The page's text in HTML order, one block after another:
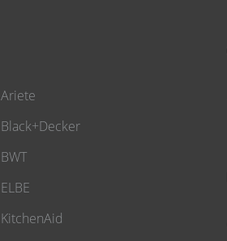
Ariete
Black+Decker
BWT
ELBE
KitchenAid